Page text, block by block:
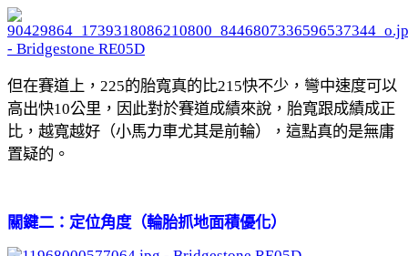
但在賽道上，225的胎寬真的比215快不少，彎中速度可以
高出快10公里，因此對於賽道成績來說，胎寬跟成績成正
比，越寬越好（小馬力車尤其是前輪），這點真的是無庸
置疑的。
關鍵二：定位角度（輪胎抓地面積優化）